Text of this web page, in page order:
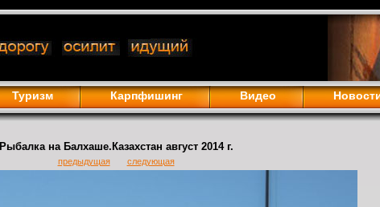
Туризм Карпфишинг Видео
Рыбалка на Балхаше.Казахстан август 2014 г.
предыдущая следующая